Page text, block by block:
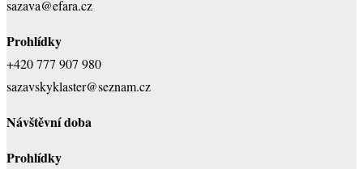
sazava@efara.cz
Prohlídky
+420 777 907 980
sazavskyklaster@seznam.cz
Návštěvní doba
Prohlídky